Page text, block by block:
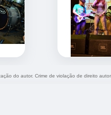
do autor. Crime de violação de direito